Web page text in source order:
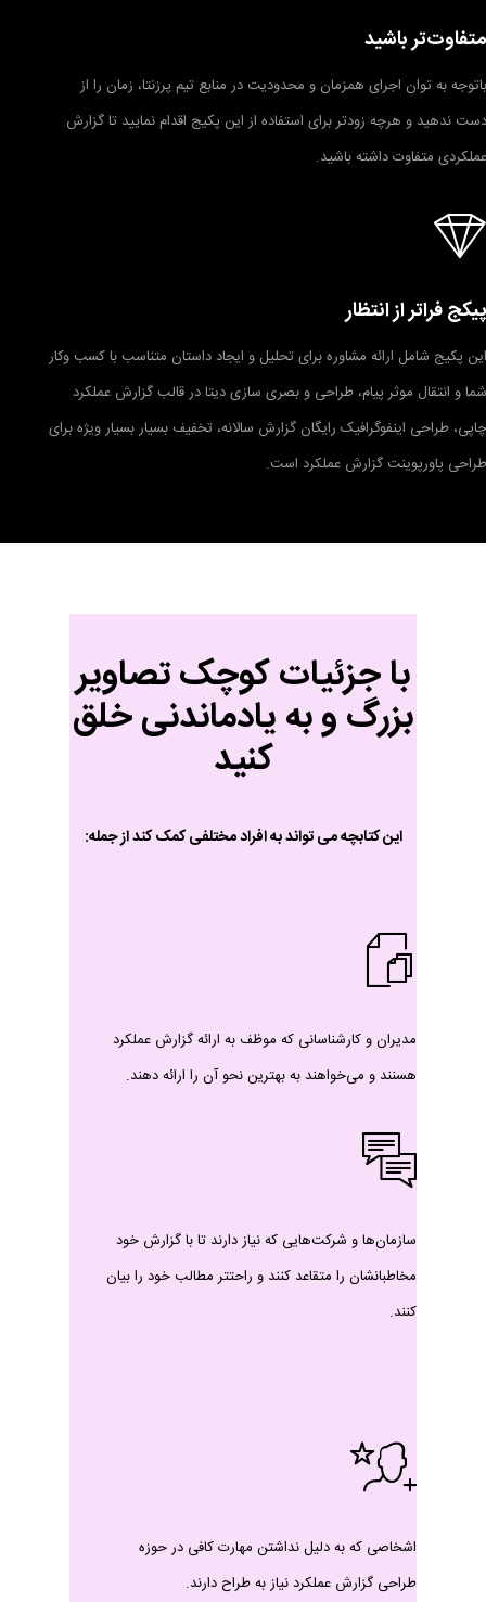
متفاوت‌تر باشید
باتوجه به توان اجرای همزمان و محدودیت در منابع تیم پرزنتا، زمان را از
دست ندهید و هرچه زودتر برای استفاده از این پکیج اقدام نمایید تا گزارش
عملکردی متفاوت داشته باشید.
پیکج فراتر از انتظار
این پکیج شامل ارائه مشاوره برای تحلیل و ایجاد داستان متناسب با کسب وکار
شما و انتقال موثر پیام، طراحی و بصری سازی دیتا در قالب گزارش عملکرد
چاپی، طراحی اینفوگرافیک رایگان گزارش سالانه، تخفیف بسیار بسیار ویژه برای
طراحی پاورپوینت گزارش عملکرد است.
با جزئیات کوچک تصاویر
بزرگ و به یادماندنی خلق
کنید
این کتابچه می تواند به افراد مختلفی کمک کند از جمله:
مدیران و کارشناسانی که موظف به ارائه گزارش عملکرد
هسنند و می‌خواهند به بهترین نحو آن را ارائه دهند.
سازمان‌ها و شرکت‌هایی که نیاز دارند تا با گزارش خود
مخاطبانشان را متقاعد کنند و راحتتر مطالب خود را بیان
کنند.
اشخاصی که به دلیل نداشتن مهارت کافی در حوزه
طراحی گزارش عملکرد نیاز به طراح دارند.